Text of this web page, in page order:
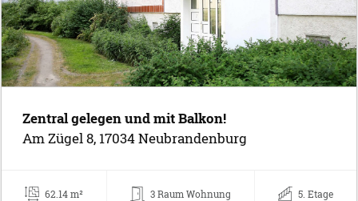
Zentral gelegen und mit Balkon!
Am Zügel 8, 17034 Neubrandenburg
62.14 m² 3 Raum Wohnung 5. Etage